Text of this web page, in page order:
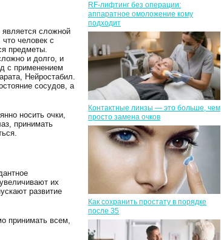
сложной
человек с
предметы.
и долго, и
с применением
Нейростабил.
сосудов, а
носить очки,
принимать
их
развитие
принимать всем,
RF-лифтинг без операции:
аппаратное омоложение кому
подходит
Контактные линзы — это больше, чем
просто замена очков
Как сохранить простату в порядке
после 35